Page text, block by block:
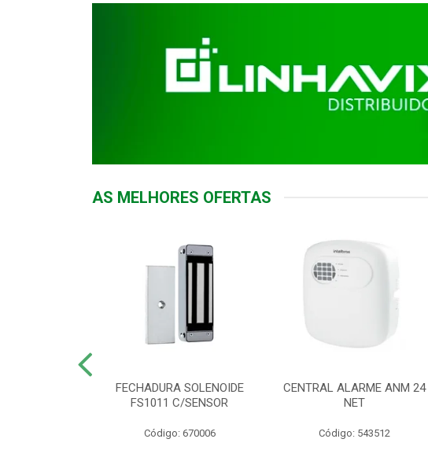
AS MELHORES OFERTAS
FECHADURA SOLENOIDE
FS1011 C/SENSOR
Código: 670006
CENTRAL ALARME ANM 24
NET
Código: 543512